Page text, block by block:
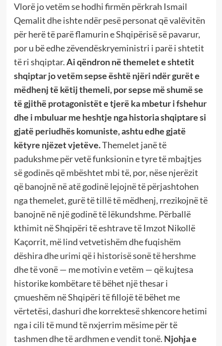
Vlorë jo vetëm se hodhi firmën përkrah Ismail
Qemalit dhe ishte ndër pesë personat që valëvitën
për herë të parë flamurin e Shqipërisë së pavarur,
por u bë edhe zëvendëskryeministri i parë i shtetit
të ri shqiptar.Ai qëndron në themelet e shtetit
shqiptar jo vetëm sepse është njëri ndër gurët e
mëdhenj të këtij themeli, por sepse më shumë se
të gjithë protagonistët e tjerë ka mbetur i fshehur
dhe i mbuluar me heshtje nga historia shqiptare si
gjatë periudhës komuniste, ashtu edhe gjatë
këtyre njëzet vjetëve.Themelet janë të
padukshme për vetë funksionin e tyre të mbajtjes
së godinës që mbështet mbi të, por, nëse njerëzit
që banojnë në atë godinë lejojnë të përjashtohen
nga themelet, gurë të tillë të mëdhenj, rrezikojnë të
banojnë në një godinë të lëkundshme. Përballë
kthimit në Shqipëri të eshtrave të Imzot Nikollë
Kaçorrit, më lind vetvetishëm dhe fuqishëm
dëshira dhe urimi që i historisë sonë të hershme
dhe të vonë — me motivin e vetëm — që kujtesa
historike kombëtare të bëhet një thesar i
çmueshëm në Shqipëri të fillojë të bëhet me
vërtetësi, dashuri dhe korrektesë shkencore hetimi
nga i cili të mund të nxjerrim mësime për të
tashmen dhe të ardhmen e vendit tonë. Njohja e